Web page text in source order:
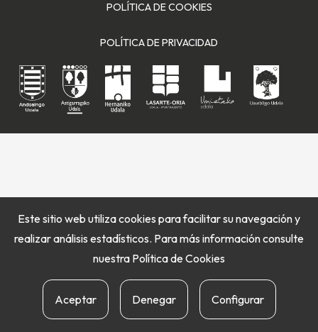
POLÍTICA DE COOKIES
POLÍTICA DE PRIVACIDAD
Este sitio web utiliza cookies para facilitar su navegación y
realizar análisis estadísticos. Para más información consulte
nuestra Política de Cookies
Aceptar Denegar Configurar